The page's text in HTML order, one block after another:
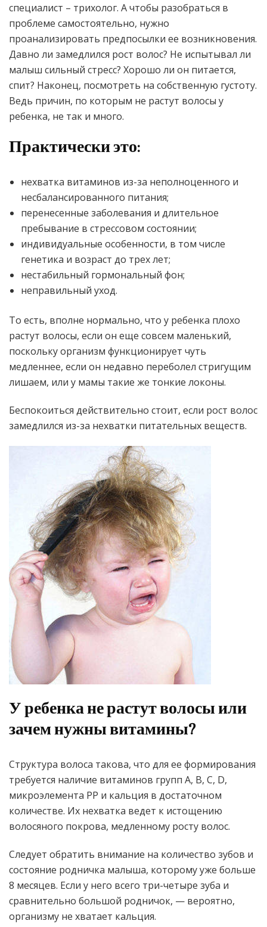
специалист – трихолог. А чтобы разобраться в
проблеме самостоятельно, нужно
проанализировать предпосылки ее возникновения.
Давно ли замедлился рост волос? Не испытывал ли
малыш сильный стресс? Хорошо ли он питается,
спит? Наконец, посмотреть на собственную густоту.
Ведь причин, по которым не растут волосы у
ребенка, не так и много.
Практически это:
нехватка витаминов из-за неполноценного и
несбалансированного питания;
перенесенные заболевания и длительное
пребывание в стрессовом состоянии;
индивидуальные особенности, в том числе
генетика и возраст до трех лет;
нестабильный гормональный фон;
неправильный уход.
То есть, вполне нормально, что у ребенка плохо
растут волосы, если он еще совсем маленький,
поскольку организм функционирует чуть
медленнее, если он недавно переболел стригущим
лишаем, или у мамы такие же тонкие локоны.
Беспокоиться действительно стоит, если рост волос
замедлился из-за нехватки питательных веществ.
У ребенка не растут волосы или
зачем нужны витамины?
Структура волоса такова, что для ее формирования
требуется наличие витаминов групп А, В, С, D,
микроэлемента РР и кальция в достаточном
количестве. Их нехватка ведет к истощению
волосяного покрова, медленному росту волос.
Следует обратить внимание на количество зубов и
состояние родничка малыша, которому уже больше
8 месяцев. Если у него всего три-четыре зуба и
сравнительно большой родничок, — вероятно,
организму не хватает кальция.